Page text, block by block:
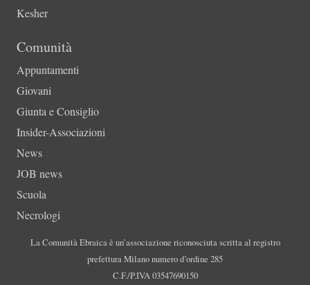
Kesher
Comunità
Appuntamenti
Giovani
Giunta e Consiglio
Insider-Associazioni
News
JOB news
Scuola
Necrologi
La Comunità Ebraica è un’associazione riconosciuta scritta al registro
prefettura Milano numero d’ordine 285
C.F./P.IVA 03547690150